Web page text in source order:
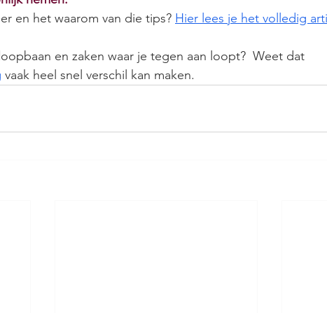
en het waarom van die tips? Hier lees je het volledig
en zaken waar je tegen aan loopt?  Weet dat
vaak heel snel verschil kan maken.